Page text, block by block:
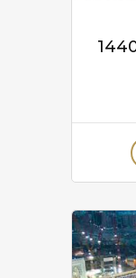
خاص عمرة رمضان 1440